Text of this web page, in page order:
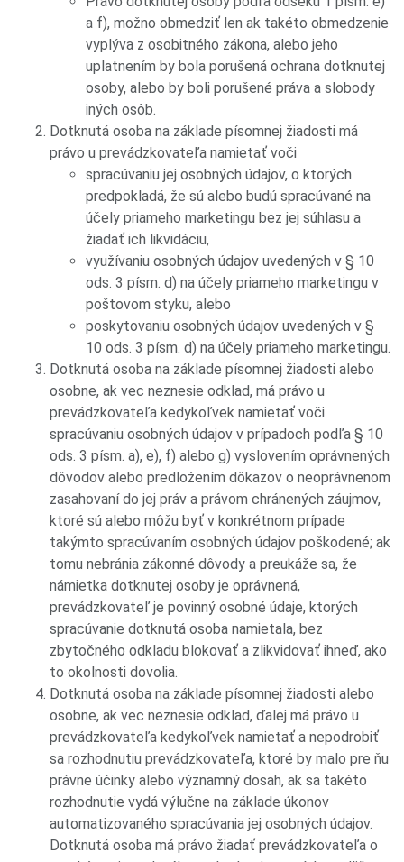
a f), možno obmedziť len ak takéto obmedzenie
vyplýva z osobitného zákona, alebo jeho
uplatnením by bola porušená ochrana dotknutej
osoby, alebo by boli porušené práva a slobody
iných osôb.
Dotknutá osoba na základe písomnej žiadosti má
právo u prevádzkovateľa namietať voči
spracúvaniu jej osobných údajov, o ktorých
predpokladá, že sú alebo budú spracúvané na
účely priameho marketingu bez jej súhlasu a
žiadať ich likvidáciu,
využívaniu osobných údajov uvedených v § 10
ods. 3 písm. d) na účely priameho marketingu v
poštovom styku, alebo
poskytovaniu osobných údajov uvedených v §
10 ods. 3 písm. d) na účely priameho marketingu.
Dotknutá osoba na základe písomnej žiadosti alebo
osobne, ak vec neznesie odklad, má právo u
prevádzkovateľa kedykoľvek namietať voči
spracúvaniu osobných údajov v prípadoch podľa § 10
ods. 3 písm. a), e), f) alebo g) vyslovením oprávnených
dôvodov alebo predložením dôkazov o neoprávnenom
zasahovaní do jej práv a právom chránených záujmov,
ktoré sú alebo môžu byť v konkrétnom prípade
takýmto spracúvaním osobných údajov poškodené; ak
tomu nebránia zákonné dôvody a preukáže sa, že
námietka dotknutej osoby je oprávnená,
prevádzkovateľ je povinný osobné údaje, ktorých
spracúvanie dotknutá osoba namietala, bez
zbytočného odkladu blokovať a zlikvidovať ihneď, ako
to okolnosti dovolia.
Dotknutá osoba na základe písomnej žiadosti alebo
osobne, ak vec neznesie odklad, ďalej má právo u
prevádzkovateľa kedykoľvek namietať a nepodrobiť
sa rozhodnutiu prevádzkovateľa, ktoré by malo pre ňu
právne účinky alebo významný dosah, ak sa takéto
rozhodnutie vydá výlučne na základe úkonov
automatizovaného spracúvania jej osobných údajov.
Dotknutá osoba má právo žiadať prevádzkovateľa o